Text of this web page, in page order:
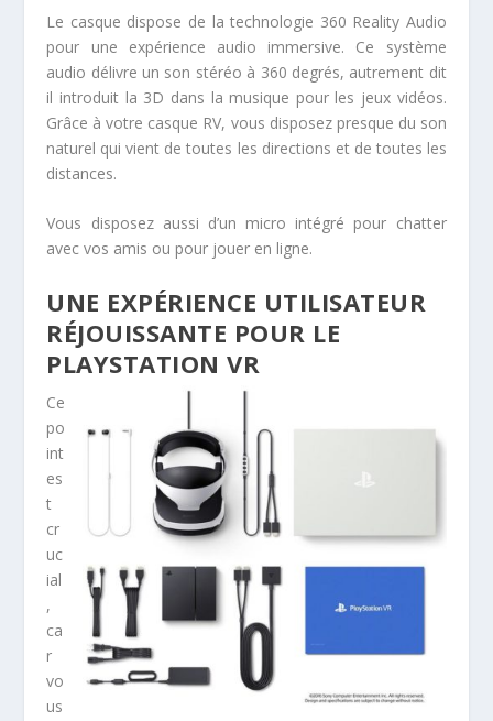
Le casque dispose de la technologie 360 Reality Audio
pour une expérience audio immersive. Ce système
audio délivre un son stéréo à 360 degrés, autrement dit
il introduit la 3D dans la musique pour les jeux vidéos.
Grâce à votre casque RV, vous disposez presque du son
naturel qui vient de toutes les directions et de toutes les
distances.
Vous disposez aussi d’un micro intégré pour chatter
avec vos amis ou pour jouer en ligne.
UNE EXPÉRIENCE UTILISATEUR
RÉJOUISSANTE POUR LE
PLAYSTATION VR
Ce
po
int
es
t
cr
uc
ial
,
ca
r
vo
us